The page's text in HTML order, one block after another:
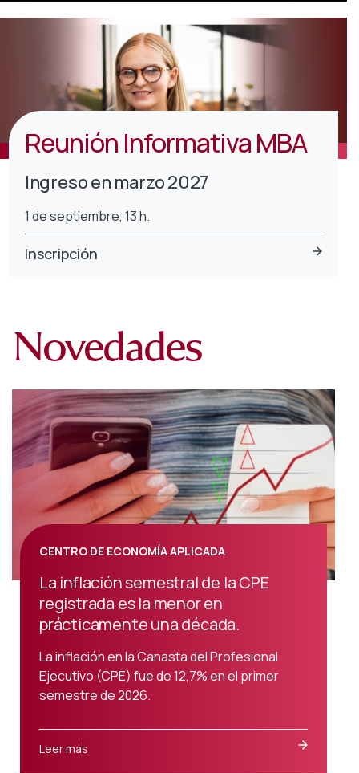
Reunión Informativa MBA
Ingreso en marzo 2027
1 de septiembre, 13 h.
Inscripción
Novedades
CENTRO DE ECONOMÍA APLICADA
La inflación semestral de la CPE
registrada es la menor en
prácticamente una década.
La inflación en la Canasta del Profesional
Ejecutivo (CPE) fue de 12,7% en el primer
semestre de 2026.
Leer más